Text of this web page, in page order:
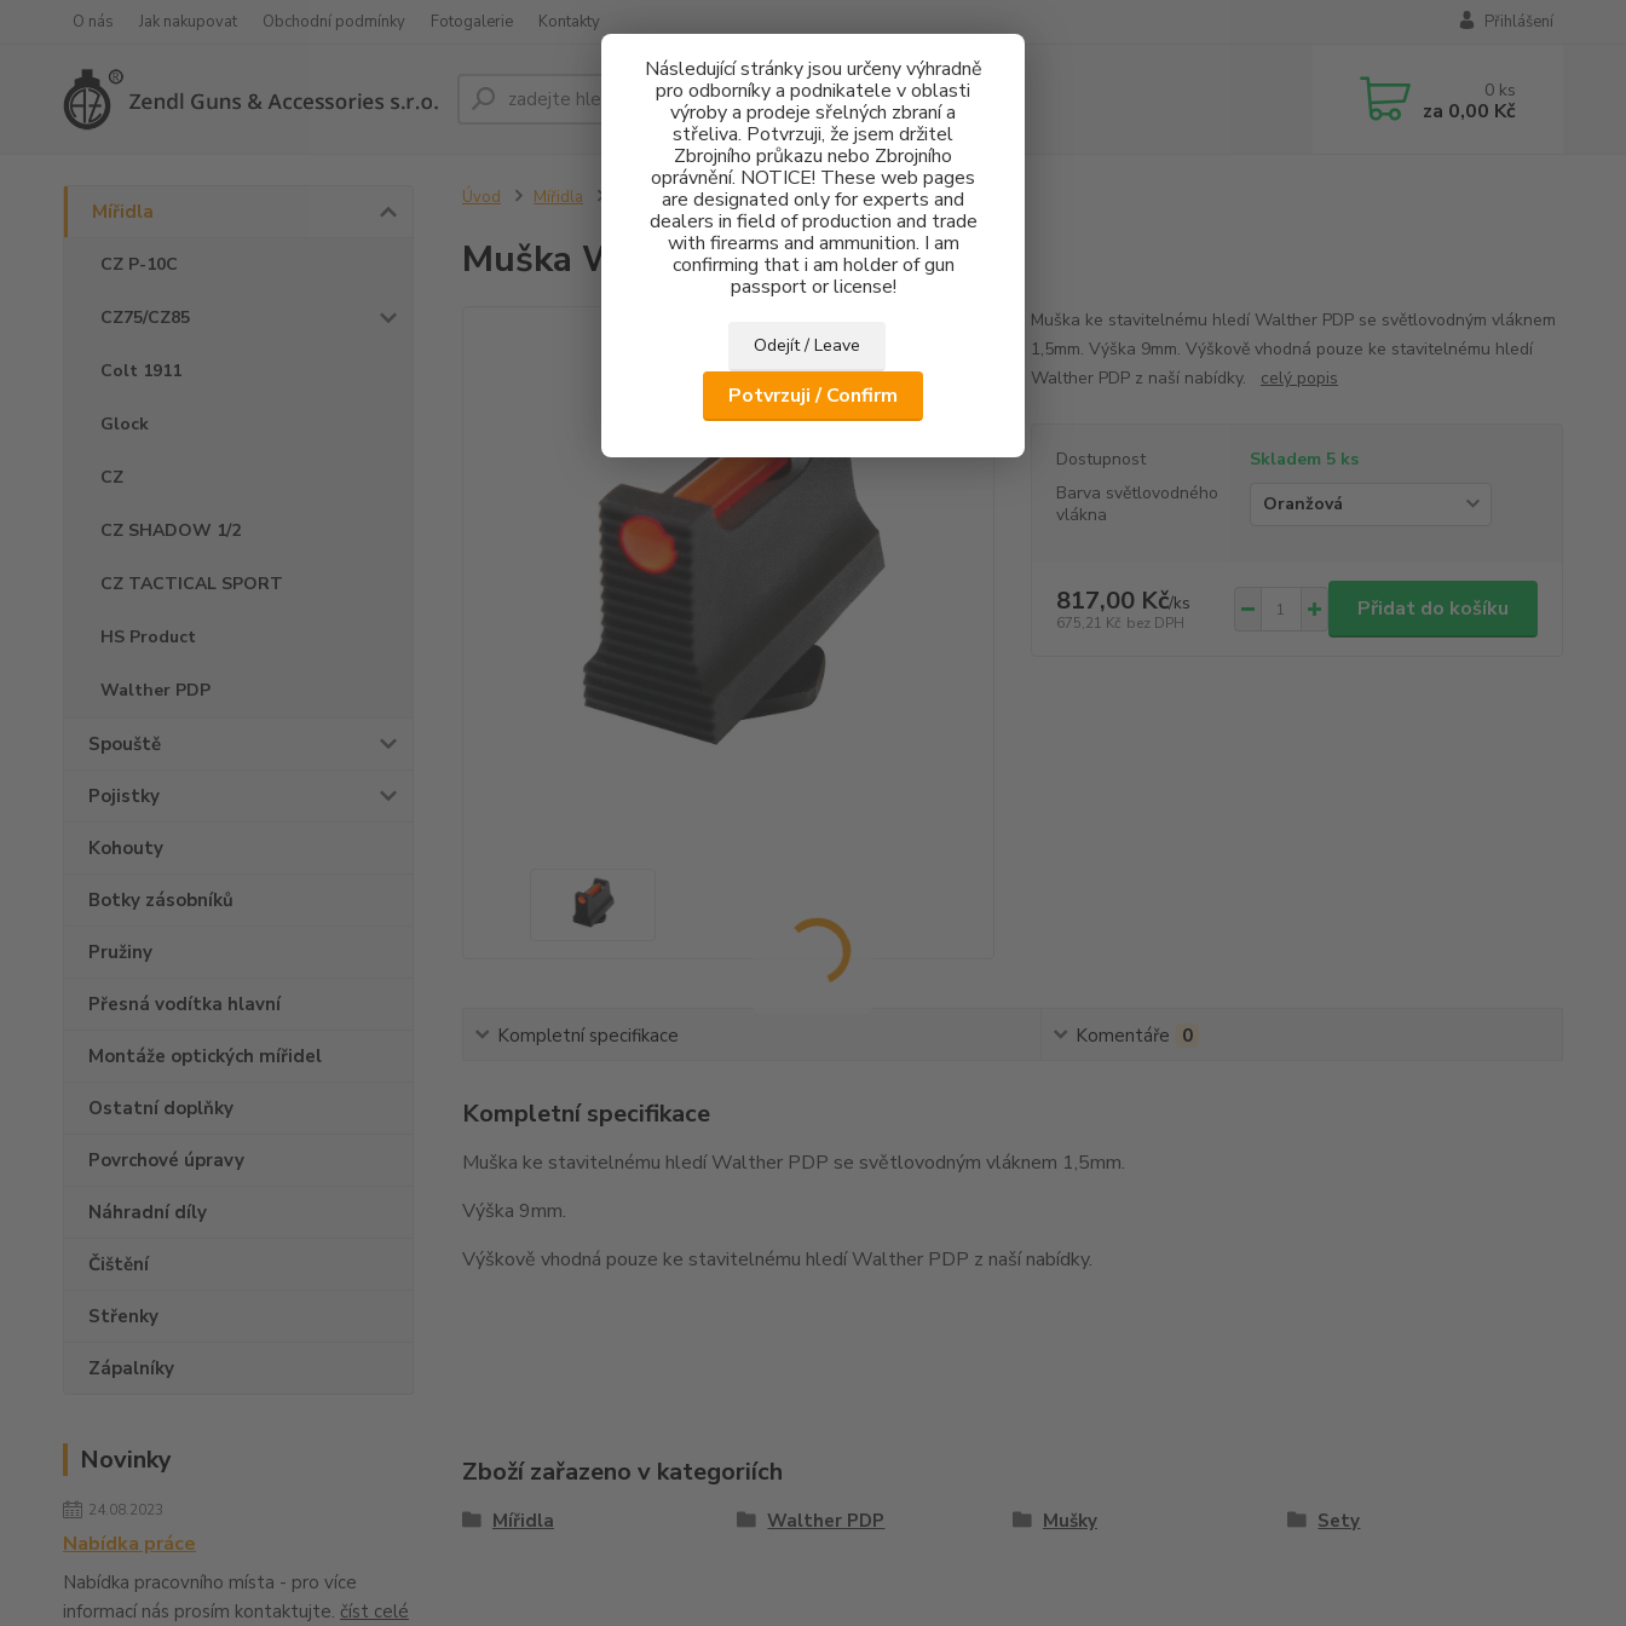
Následující stránky jsou určeny výhradně
pro odborníky a podnikatele v oblasti
výroby a prodeje sřelných zbraní a
střeliva. Potvrzuji, že jsem držitel
Zbrojního průkazu nebo Zbrojního
oprávnění. NOTICE! These web pages
are designated only for experts and
dealers in field of production and trade
with firearms and ammunition. I am
confirming that i am holder of gun
passport or license!
Odejít / Leave
Potvrzuji / Confirm
O nás Jak nakupovat Obchodní podmínky Fotogalerie Kontakty Přihlášení
Hledat 0 ks
za 0,00 Kč
Mířidla
CZ P-10C
CZ75/CZ85
Colt 1911
Glock
CZ
CZ SHADOW 1/2
CZ TACTICAL SPORT
HS Product
Walther PDP
Spouště
Pojistky
Kohouty
Botky zásobníků
Pružiny
Přesná vodítka hlavní
Montáže optických mířidel
Ostatní doplňky
Povrchové úpravy
Náhradní díly
Čištění
Střenky
Zápalníky
Novinky
24.08.2023
Nabídka práce
Nabídka pracovního místa - pro více
informací nás prosím kontaktujte. číst celé
Úvod Mířidla Muška Walther PDP FO 1,5mm
Muška Walther PDP FO 1,5mm
Muška ke stavitelnému hledí Walther PDP se světlovodným vláknem
1,5mm. Výška 9mm. Výškově vhodná pouze ke stavitelnému hledí
Walther PDP z naší nabídky. celý popis
Dostupnost
Skladem 5 ks
Barva světlovodného
vlákna
817,00 Kč/ks
675,21 Kč bez DPH
Přidat do košíku
Kompletní specifikace Komentáře 0
Kompletní specifikace
Muška ke stavitelnému hledí Walther PDP se světlovodným vláknem 1,5mm.
Výška 9mm.
Výškově vhodná pouze ke stavitelnému hledí Walther PDP z naší nabídky.
Zboží zařazeno v kategoriích
Mířidla Walther PDP Mušky Sety